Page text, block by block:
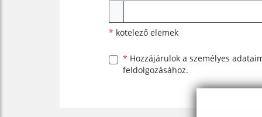
* kötelező elemek
* Hozzájárulok a személyes
feldolgozásához.